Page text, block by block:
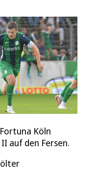
Köln
auf den Fersen.